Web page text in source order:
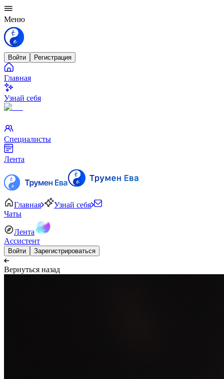
Меню
Войти Регистрация
Главная
Узнай себя
Специалисты
Лента
Главная
Узнай себя
Чаты
Лента
Ассистент
Войти Зарегистрироваться
Вернуться назад